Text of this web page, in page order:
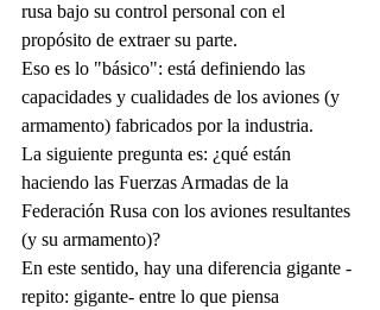
rusa bajo su control personal con el
propósito de extraer su parte.
Eso es lo "básico": está definiendo las
capacidades y cualidades de los aviones (y
armamento) fabricados por la industria.
La siguiente pregunta es: ¿qué están
haciendo las Fuerzas Armadas de la
Federación Rusa con los aviones resultantes
(y su armamento)?
En este sentido, hay una diferencia gigante -
repito: gigante- entre lo que piensa